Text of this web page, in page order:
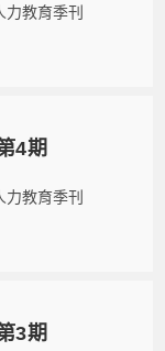
力教育季刊
4期
力教育季刊
3期